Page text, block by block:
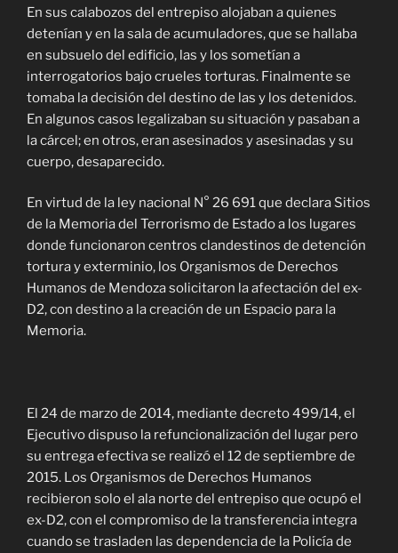
En sus calabozos del entrepiso alojaban a quienes
detenían y en la sala de acumuladores, que se hallaba
en subsuelo del edificio, las y los sometían a
interrogatorios bajo crueles torturas. Finalmente se
tomaba la decisión del destino de las y los detenidos.
En algunos casos legalizaban su situación y pasaban a
la cárcel; en otros, eran asesinados y asesinadas y su
cuerpo, desaparecido.
En virtud de la ley nacional N° 26 691 que declara Sitios
de la Memoria del Terrorismo de Estado a los lugares
donde funcionaron centros clandestinos de detención
tortura y exterminio, los Organismos de Derechos
Humanos de Mendoza solicitaron la afectación del ex-
D2, con destino a la creación de un Espacio para la
Memoria.
El 24 de marzo de 2014, mediante decreto 499/14, el
Ejecutivo dispuso la refuncionalización del lugar pero
su entrega efectiva se realizó el 12 de septiembre de
2015. Los Organismos de Derechos Humanos
recibieron solo el ala norte del entrepiso que ocupó el
ex-D2, con el compromiso de la transferencia integra
cuando se trasladen las dependencia de la Policía de